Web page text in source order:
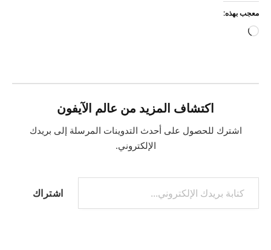
معجب بهذه:
جاري
اكتشاف المزيد من عالم الآيفون
اشترك للحصول على أحدث التدوينات المرسلة إلى بريدك
الإلكتروني.
كتابة بريدك الإلكتروني...
اشتراك